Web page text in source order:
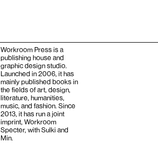
Workroom Press is a
publishing house and
graphic design studio.
Launched in 2006, it has
mainly published books in
the fields of art, design,
literature, humanities,
music, and fashion. Since
2013, it has run a joint
imprint, Workroom
Specter, with Sulki and
Min.